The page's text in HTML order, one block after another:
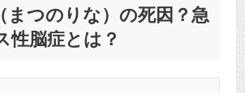
まつのりな）の死因？急
性脳症とは？